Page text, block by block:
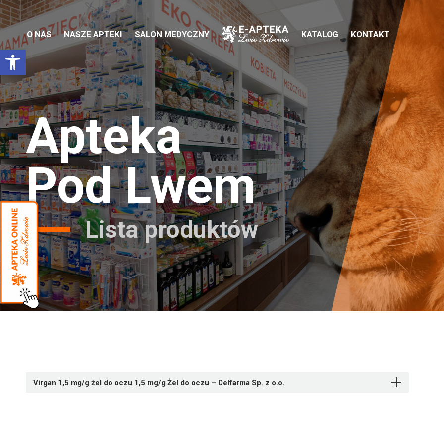
Otwórz pasek narzędzi
O NAS NASZE APTEKI SALON MEDYCZNY KATALOG KONTAKT
Apteka
Pod Lwem
Lista produktów
Virgan 1,5 mg/g żel do oczu 1,5 mg/g Żel do oczu – Delfarma Sp. z o.o.